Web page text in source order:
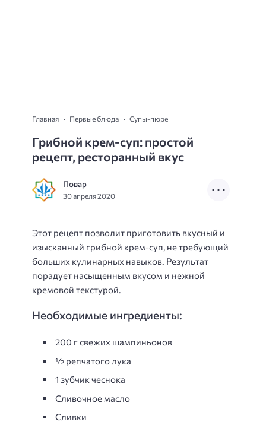
Главная Первые блюда Супы-пюре
Грибной крем-суп: простой
рецепт, ресторанный вкус
Повар
30 апреля 2020
Этот рецепт позволит приготовить вкусный и
изысканный грибной крем-суп, не требующий
больших кулинарных навыков. Результат
порадует насыщенным вкусом и нежной
кремовой текстурой.
Необходимые ингредиенты:
200 г свежих шампиньонов
½ репчатого лука
1 зубчик чеснока
Сливочное масло
Сливки